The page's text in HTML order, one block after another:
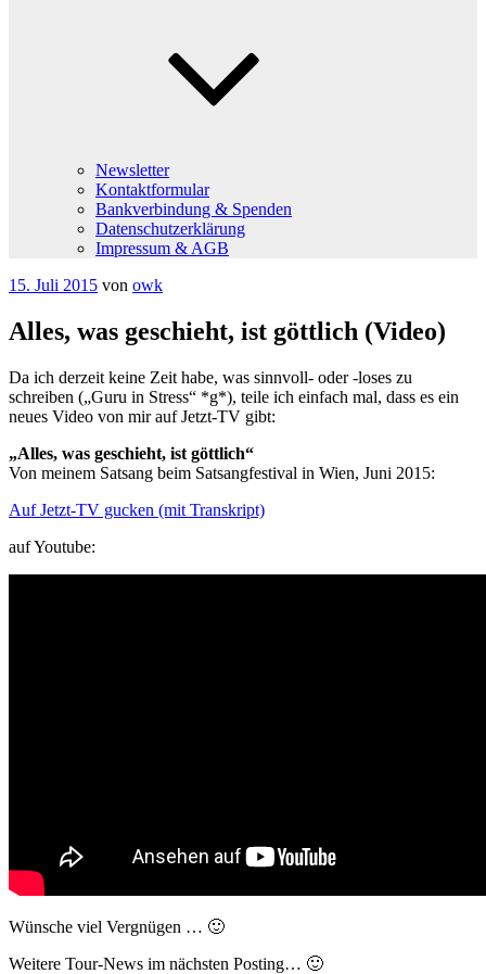
Newsletter
Kontaktformular
Bankverbindung & Spenden
Datenschutzerklärung
Impressum & AGB
Veröffentlicht
15. Juli 2015 von owk
Alles, was geschieht, ist göttlich (Video)
Da ich derzeit keine Zeit habe, was sinnvoll- oder -loses zu
schreiben („Guru in Stress“ *g*), teile ich einfach mal, dass es ein
neues Video von mir auf Jetzt-TV gibt:
„Alles, was geschieht, ist göttlich“
Von meinem Satsang beim Satsangfestival in Wien, Juni 2015:
Auf Jetzt-TV gucken (mit Transkript)
auf Youtube:
Wünsche viel Vergnügen … 🙂
Weitere Tour-News im nächsten Posting… 🙂